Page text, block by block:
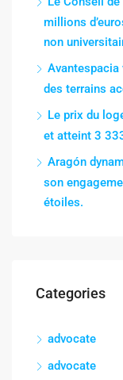
millions
non
Avantespacia
des terrains
Le prix du
et atteint 3
Aragón
son
étoiles.
Categories
advocate
advocate